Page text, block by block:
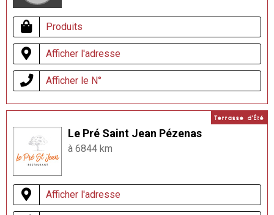
Produits
Afficher l'adresse
Afficher le N°
Terrasse d'Été
Le Pré Saint Jean Pézenas
à 6844 km
Afficher l'adresse